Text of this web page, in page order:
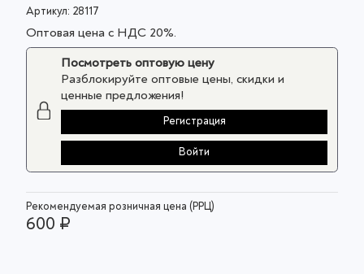
Артикул: 28117
Оптовая цена с НДС 20%.
Посмотреть оптовую цену
Разблокируйте оптовые цены, скидки и
ценные предложения!
Регистрация
Войти
Рекомендуемая розничная цена (РРЦ)
600 ₽